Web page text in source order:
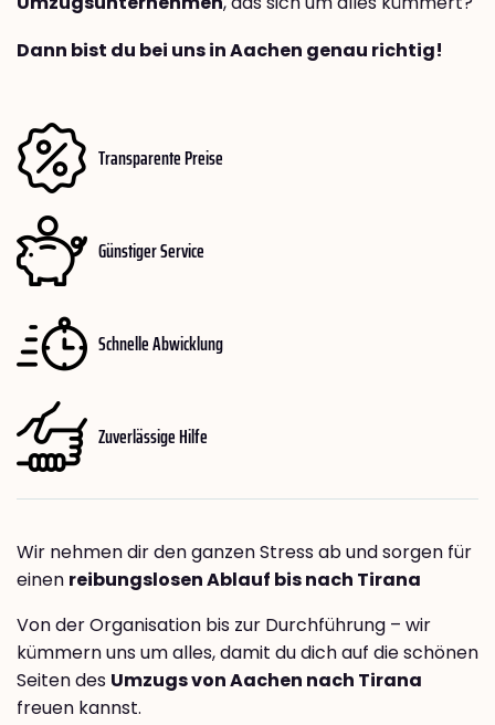
Dann bist du bei uns in Aachen genau richtig!
Transparente Preise
Günstiger Service
Schnelle Abwicklung
Zuverlässige Hilfe
Wir nehmen dir den ganzen Stress ab und sorgen für
einen reibungslosen Ablauf bis nach Tirana
Von der Organisation bis zur Durchführung – wir
kümmern uns um alles, damit du dich auf die schönen
Seiten des Umzugs von Aachen nach Tirana
freuen kannst.